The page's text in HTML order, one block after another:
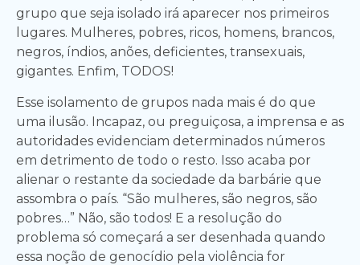
grupo que seja isolado irá aparecer nos primeiros
lugares. Mulheres, pobres, ricos, homens, brancos,
negros, índios, anões, deficientes, transexuais,
gigantes. Enfim, TODOS!
Esse isolamento de grupos nada mais é do que
uma ilusão. Incapaz, ou preguiçosa, a imprensa e as
autoridades evidenciam determinados números
em detrimento de todo o resto. Isso acaba por
alienar o restante da sociedade da barbárie que
assombra o país. “São mulheres, são negros, são
pobres…” Não, são todos! E a resolução do
problema só começará a ser desenhada quando
essa noção de genocídio pela violência for